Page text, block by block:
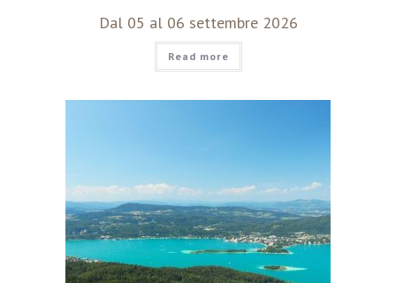
Dal 05 al 06 settembre 2026
Read more